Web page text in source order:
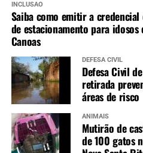
INCLUSÃO
Saiba como emitir a
de estacionamento para idosos
Canoas
DEFESA CIVIL
Defesa Civil
retirada
áreas de risco
ANIMAIS
Mutirão de
de 100 gatos